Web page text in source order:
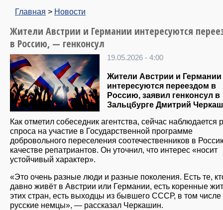
Главная > Новости
Жители Австрии и Германии интересуются
в Россию, — генконсул
19.05.2026 - 4:00
Жители Австрии и Германии
интересуются переездом в
Россию, заявил генконсул в
Зальцбурге Дмитрий
Как отметил собеседник агентства, сейчас наблюдается
спроса на участие в Государственной программе
добровольного переселения соотечественников в
качестве репатриантов. Он уточнил, что интерес «носит
устойчивый характер».
«Это очень разные люди и разные поколения. Есть те,
давно живёт в Австрии или Германии, есть коренные
этих стран, есть выходцы из бывшего СССР, в том числе
русские немцы», — рассказал Черкашин.